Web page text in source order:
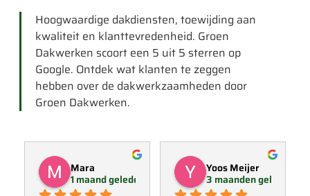
Hoogwaardige dakdiensten, toewijding aan
kwaliteit en klanttevredenheid. Groen
Dakwerken scoort een 5 uit 5 sterren op
Google. Ontdek wat klanten te zeggen
hebben over de dakwerkzaamheden door
Groen Dakwerken.
Mara
1 maand geleden
Yoos Meijer
3 maanden geleden